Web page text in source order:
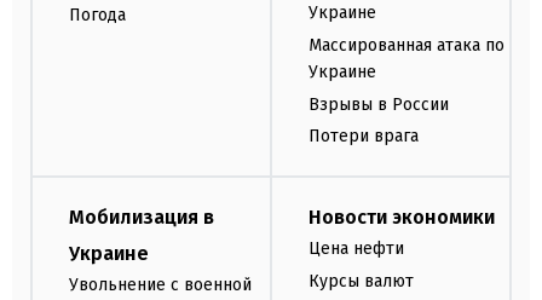
Погода
Украине
Массированная атака по
Украине
Взрывы в России
Потери врага
Мобилизация в
Украине
Увольнение с военной
Новости экономики
Цена нефти
Курсы валют